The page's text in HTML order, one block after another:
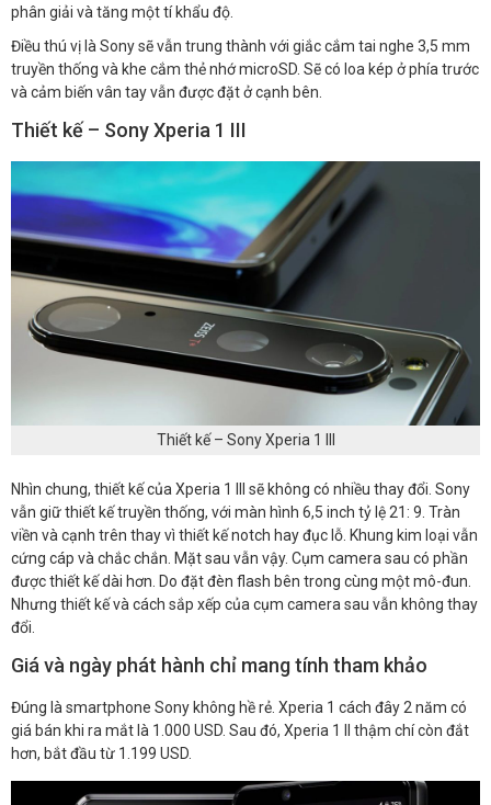
phân giải và tăng một tí khẩu độ.
Điều thú vị là Sony sẽ vẫn trung thành với giắc cắm tai nghe 3,5 mm
truyền thống và khe cắm thẻ nhớ microSD. Sẽ có loa kép ở phía trước
và cảm biến vân tay vẫn được đặt ở cạnh bên.
Thiết kế – Sony Xperia 1 III
Thiết kế – Sony Xperia 1 III
Nhìn chung, thiết kế của Xperia 1 III sẽ không có nhiều thay đổi. Sony
vẫn giữ thiết kế truyền thống, với màn hình 6,5 inch tỷ lệ 21: 9. Tràn
viền và cạnh trên thay vì thiết kế notch hay đục lỗ. Khung kim loại vẫn
cứng cáp và chắc chắn. Mặt sau vẫn vậy. Cụm camera sau có phần
được thiết kế dài hơn. Do đặt đèn flash bên trong cùng một mô-đun.
Nhưng thiết kế và cách sắp xếp của cụm camera sau vẫn không thay
đổi.
Giá và ngày phát hành chỉ mang tính tham khảo
Đúng là smartphone Sony không hề rẻ. Xperia 1 cách đây 2 năm có
giá bán khi ra mắt là 1.000 USD. Sau đó, Xperia 1 II thậm chí còn đắt
hơn, bắt đầu từ 1.199 USD.